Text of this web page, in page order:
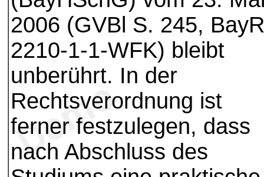
2006 (GVBl S. 245,
2210-1-1-WFK) bleibt
unberührt. In der
Rechtsverordnung ist
ferner festzulegen, dass
nach Abschluss des